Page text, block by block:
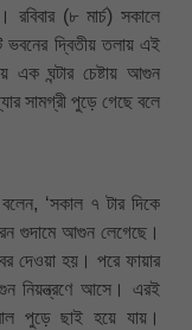
রবিবার (৮ মার্চ) সকালে
ভবনের দ্বিতীয় তলায় এই
এক ঘন্টার চেষ্টায় আগুন
সামগ্রী পুড়ে গেছে বলে
‘সকাল ৭ টার দিকে
গুদামে আগুন লেগেছে।
দেওয়া হয়। পরে ফায়ার
নিয়ন্ত্রণে আসে। এরই
পুড়ে ছাই হয়ে যায়।